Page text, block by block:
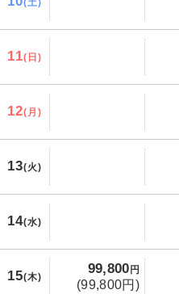
(土)
11(日)
12(月)
13(火)
14(水)
15(木)
99,800円
(99,800円)